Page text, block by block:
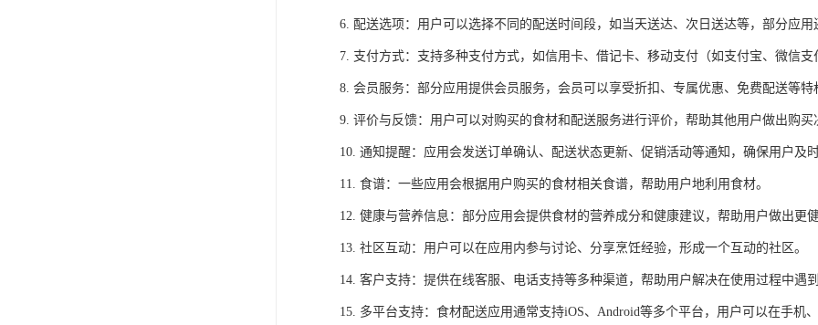
6. 配送选项：用户可以选择不同的配送时间段，如当天送达、次日送达等，部分应
7. 支付方式：支持多种支付方式，如信用卡、借记卡、移动支付（如支付宝、微信支
8. 会员服务：部分应用提供会员服务，会员可以享受折扣、专属优惠、免费配送等特
9. 评价与反馈：用户可以对购买的食材和配送服务进行评价，帮助其他用户做出购
10. 通知提醒：应用会发送订单确认、配送状态更新、促销活动等通知，确保用户及
11. 食谱：一些应用会根据用户购买的食材相关食谱，帮助用户地利用食材。
12. 健康与营养信息：部分应用会提供食材的营养成分和健康建议，帮助用户做出更
13. 社区互动：用户可以在应用内参与讨论、分享烹饪经验，形成一个互动的社区。
14. 客户支持：提供在线客服、电话支持等多种渠道，帮助用户解决在使用过程中遇
15. 多平台支持：食材配送应用通常支持iOS、Android等多个平台，用户可以在手机